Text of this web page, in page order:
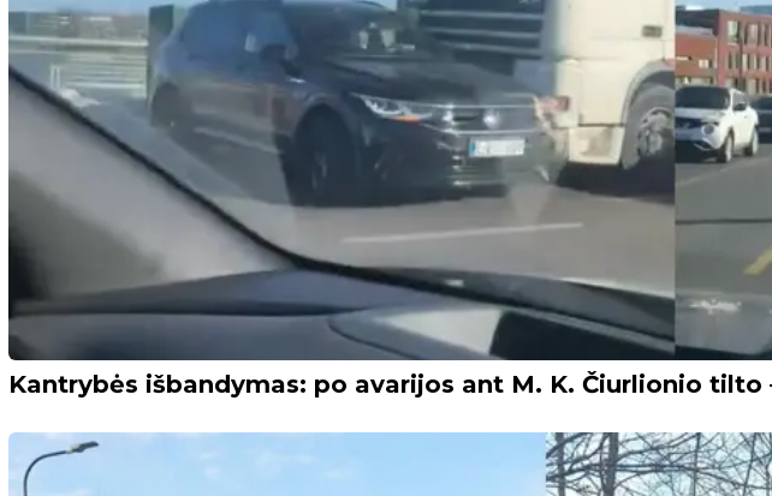
Kantrybės išbandymas: po avarijos ant M. K. Čiurlionio tilto